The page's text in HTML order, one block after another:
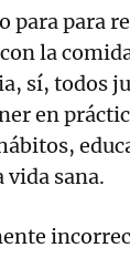
para para
la
sí, todos
en
sana.